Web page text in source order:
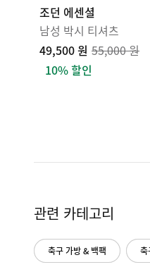
조던 에센셜
남성 박시 티셔츠
49,500 원 55,000 원
10% 할인
관련 카테고리
축구 가방 & 백팩 축